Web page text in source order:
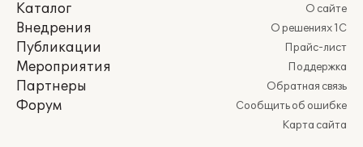
Каталог
Внедрения
Публикации
Мероприятия
Партнеры
Форум
О сайте
О решениях 1С
Прайс-лист
Поддержка
Обратная связь
Сообщить об ошибке
Карта сайта